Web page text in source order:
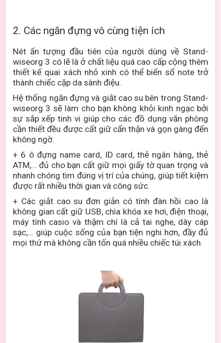
2. Các ngăn đựng vô cùng tiện ích
Nét ấn tượng đầu tiên của người dùng về Stand-
wiseorg 3 có lẽ là ở chất liệu quá cao cấp cộng thêm
thiết kế quai xách nhỏ xinh có thể biến sổ note trở
thành chiếc cặp da sành điệu.
Hệ thống ngăn đựng và giắt cao su bên trong Stand-
wiseorg 3 sẽ làm cho bạn không khỏi kinh ngạc bởi
sự sắp xếp tinh vi giúp cho các đồ dụng văn phòng
cần thiết đều được cất giữ cẩn thận và gọn gàng đến
không ngờ.
+ 6 ô đựng name card, ID card, thẻ ngân hàng, thẻ
ATM,… đủ cho bạn cất giữ mọi giấy tờ quan trọng và
nhanh chóng tìm đúng vị trí của chúng, giúp tiết kiệm
được rất nhiều thời gian và công sức.
+ Các giắt cao su đơn giản có tính đàn hồi cao là
không gian cất giữ USB, chìa khóa xe hơi, điện thoại,
máy tính casio và thậm chí là cả tai nghe, dây cáp
sạc,… giúp cuộc sống của bạn tiện nghi hơn, đầy đủ
mọi thứ mà không cần tốn quá nhiều chiếc túi xách.